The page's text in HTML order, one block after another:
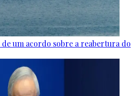
um acordo sobre a reabertura do